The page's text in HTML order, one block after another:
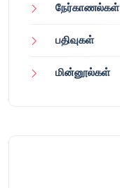
நேர்காணல்கள்
பதிவுகள்
மின்னூல்கள்